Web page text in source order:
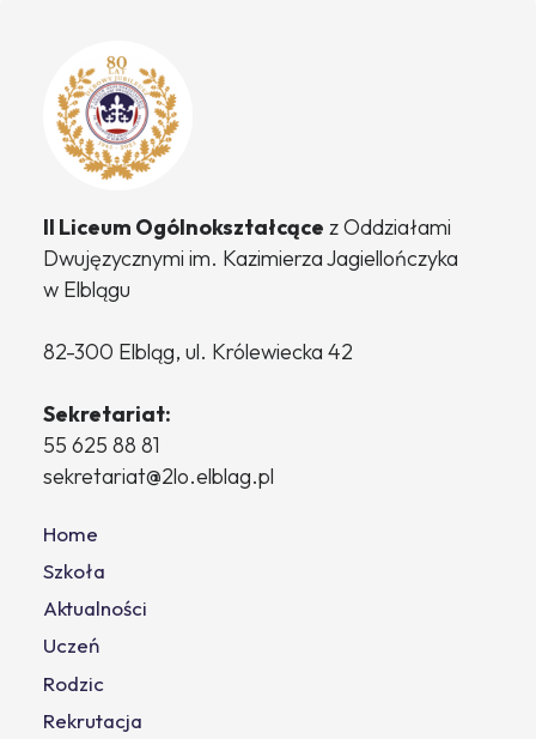
II Liceum Ogólnokształcące z Oddziałami
Dwujęzycznymi im. Kazimierza Jagiellończyka
w Elblągu
82-300 Elbląg, ul. Królewiecka 42
Sekretariat:
55 625 88 81
sekretariat@2lo.elblag.pl
Home
Szkoła
Aktualności
Uczeń
Rodzic
Rekrutacja